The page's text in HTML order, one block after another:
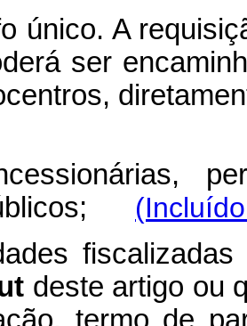
único. A
ser
deste artigo ou
termo de